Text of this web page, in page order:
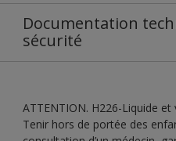
Documentation
sécurité
ATTENTION. H226-Liquide
Tenir hors de portée des